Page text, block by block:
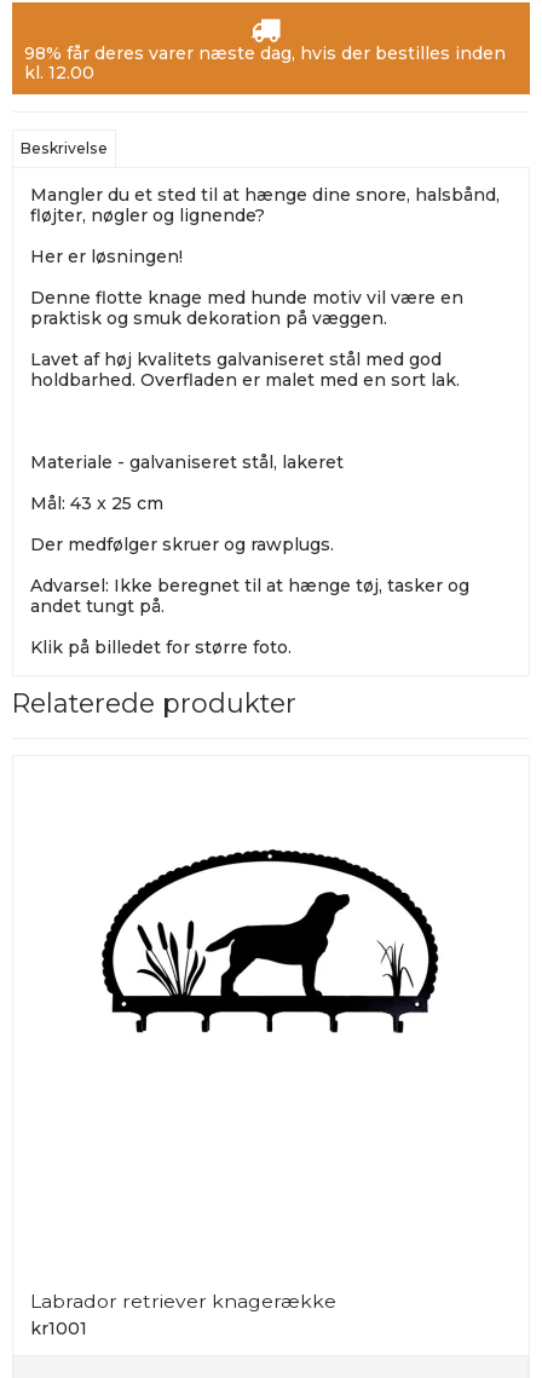
98% får deres varer næste dag, hvis der bestilles inden
kl. 12.00
Beskrivelse
Mangler du et sted til at hænge dine snore, halsbånd,
fløjter, nøgler og lignende?
Her er løsningen!
Denne flotte knage med hunde motiv vil være en
praktisk og smuk dekoration på væggen.
Lavet af høj kvalitets galvaniseret stål med god
holdbarhed. Overfladen er malet med en sort lak.
Materiale - galvaniseret stål, lakeret
Mål: 43 x 25 cm
Der medfølger skruer og rawplugs.
Advarsel: Ikke beregnet til at hænge tøj, tasker og
andet tungt på.
Klik på billedet for større foto.
Relaterede produkter
Labrador retriever knagerække
kr1001